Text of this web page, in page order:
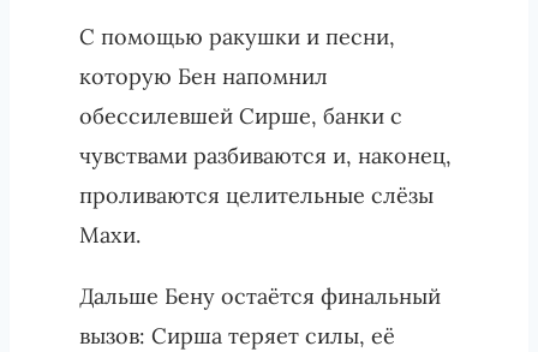
С помощью ракушки и песни,
которую Бен напомнил
обессилевшей Сирше, банки с
чувствами разбиваются и, наконец,
проливаются целительные слёзы
Махи.
Дальше Бену остаётся финальный
вызов: Сирша теряет силы, её